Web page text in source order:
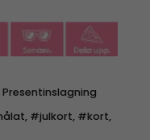
Presentinslagning
, #julkort, #kort,